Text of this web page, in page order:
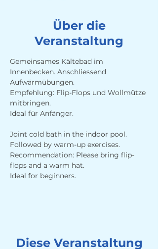
Über die
Veranstaltung
Gemeinsames Kältebad im
Innenbecken. Anschliessend
Aufwärmübungen.
Empfehlung: Flip-Flops und Wollmütze
mitbringen.
Ideal für Anfänger.
Joint cold bath in the indoor pool.
Followed by warm-up exercises.
Recommendation: Please bring flip-
flops and a warm hat.
Ideal for beginners.
Diese Veranstaltung